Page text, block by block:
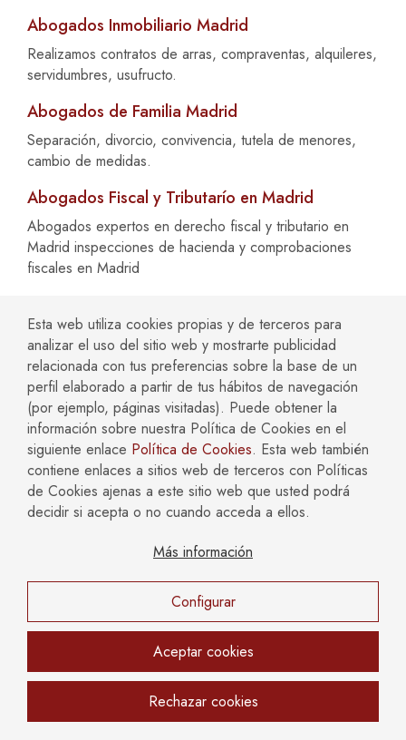
Abogados Inmobiliario Madrid
Realizamos contratos de arras, compraventas, alquileres,
servidumbres, usufructo.
Abogados de Familia Madrid
Separación, divorcio, convivencia, tutela de menores,
cambio de medidas.
Abogados Fiscal y Tributarío en Madrid
Abogados expertos en derecho fiscal y tributario en
Madrid inspecciones de hacienda y comprobaciones
fiscales en Madrid
Abogados Mercantil Madrid
Conflicto de socios, administradores, responsabilidad
societaria, incumplimientos de contratos.
Abogados Accidentes de Tráfico Madrid
Reclamaciones y defensas de la parte lesionada,
conflictos con las compañías de seguros y
reconstrucción de accidentes.
Abogados Herencias y Sucesiones Madrid
impugnaciones testamentarias.
Abogados Hipotecarios Madrid
Gestión hipotecaria, en el proceso de solicitud y
gestión. Representantes y recomendaciones frente a
instituciones financieras.
Abogados Civil Madrid
Esta web utiliza cookies propias y de terceros para
analizar el uso del sitio web y mostrarte publicidad
relacionada con tus preferencias sobre la base de un
perfil elaborado a partir de tus hábitos de navegación
(por ejemplo, páginas visitadas). Puede obtener la
información sobre nuestra Política de Cookies en el
siguiente enlace Política de Cookies. Esta web también
contiene enlaces a sitios web de terceros con Políticas
de Cookies ajenas a este sitio web que usted podrá
decidir si acepta o no cuando acceda a ellos.
Más información
Configurar
Aceptar cookies
Rechazar cookies